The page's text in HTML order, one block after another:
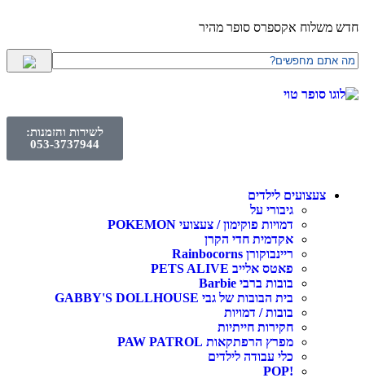
אקספרס סופר מהיר
לשירות והזמנות:
053-3737944
לילדים
גיבורי על
דמויות פוקימון / צעצועי POKEMON
אקדמית חדי הקרן
ריינבוקורן Rainbocorns
פאטס אלייב PETS ALIVE
בובות ברבי Barbie
בית הבובות של גבי GABBY'S DOLLHOUSE
בובות / דמויות
חקירות חייתיות
מפרץ הרפתקאות PAW PATROL
כלי עבודה לילדים